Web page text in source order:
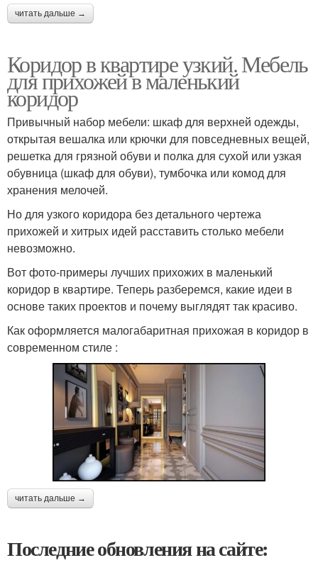
читать дальше →
Коридор в квартире узкий. Мебель
для прихожей в маленький
коридор
Привычный набор мебели: шкаф для верхней одежды,
открытая вешалка или крючки для повседневных вещей,
решетка для грязной обуви и полка для сухой или узкая
обувница (шкаф для обуви), тумбочка или комод для
хранения мелочей.
Но для узкого коридора без детального чертежа
прихожей и хитрых идей расставить столько мебели
невозможно.
Вот фото-примеры лучших прихожих в маленький
коридор в квартире. Теперь разберемся, какие идеи в
основе таких проектов и почему выглядят так красиво.
Как оформляется малогабаритная прихожая в коридор в
современном стиле :
читать дальше →
Последние обновления на сайте: